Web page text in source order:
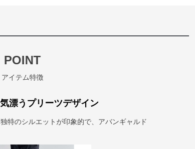
POINT
アイテム特徴
漂うプリーツデザイン
特のシルエットが印象的で、アバンギャルド